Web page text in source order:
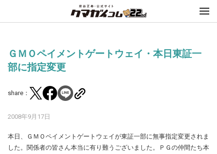
ＧＭＯペイメントゲートウェイ・本日東証一
部に指定変更
share：
2008年9月17日
本日、ＧＭＯペイメントゲートウェイが東証一部に無事指定変更されま
した。関係者の皆さん本当に有り難うございました。ＰＧの仲間たち本